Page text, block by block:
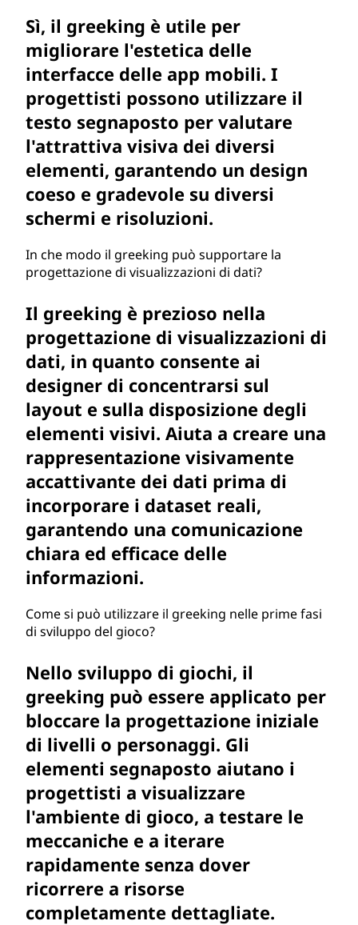
Sì, il greeking è utile per
migliorare l'estetica delle
interfacce delle app mobili. I
progettisti possono utilizzare il
testo segnaposto per valutare
l'attrattiva visiva dei diversi
elementi, garantendo un design
coeso e gradevole su diversi
schermi e risoluzioni.
In che modo il greeking può supportare la
progettazione di visualizzazioni di dati?
Il greeking è prezioso nella
progettazione di visualizzazioni di
dati, in quanto consente ai
designer di concentrarsi sul
layout e sulla disposizione degli
elementi visivi. Aiuta a creare una
rappresentazione visivamente
accattivante dei dati prima di
incorporare i dataset reali,
garantendo una comunicazione
chiara ed efficace delle
informazioni.
Come si può utilizzare il greeking nelle prime fasi
di sviluppo del gioco?
Nello sviluppo di giochi, il
greeking può essere applicato per
bloccare la progettazione iniziale
di livelli o personaggi. Gli
elementi segnaposto aiutano i
progettisti a visualizzare
l'ambiente di gioco, a testare le
meccaniche e a iterare
rapidamente senza dover
ricorrere a risorse
completamente dettagliate.